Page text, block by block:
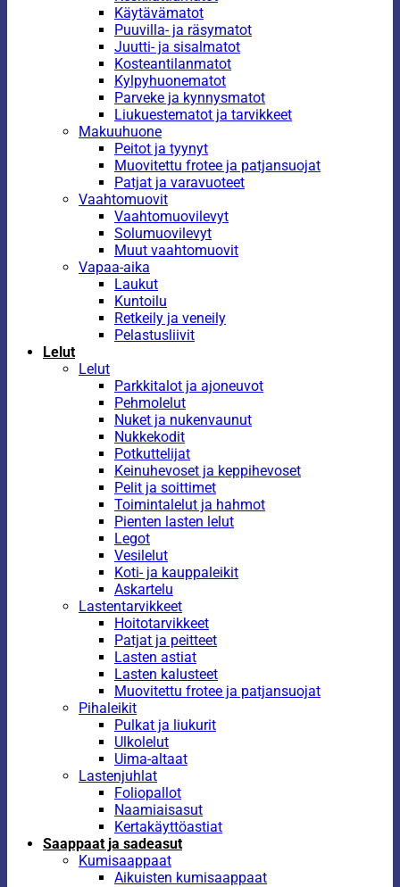
Käytävämatot
Puuvilla- ja räsymatot
Juutti- ja sisalmatot
Kosteantilanmatot
Kylpyhuonematot
Parveke ja kynnysmatot
Liukuestematot ja tarvikkeet
Makuuhuone
Peitot ja tyynyt
Muovitettu frotee ja patjansuojat
Patjat ja varavuoteet
Vaahtomuovit
Vaahtomuovilevyt
Solumuovilevyt
Muut vaahtomuovit
Vapaa-aika
Laukut
Kuntoilu
Retkeily ja veneily
Pelastusliivit
Lelut
Lelut
Parkkitalot ja ajoneuvot
Pehmolelut
Nuket ja nukenvaunut
Nukkekodit
Potkuttelijat
Keinuhevoset ja keppihevoset
Pelit ja soittimet
Toimintalelut ja hahmot
Pienten lasten lelut
Legot
Vesilelut
Koti- ja kauppaleikit
Askartelu
Lastentarvikkeet
Hoitotarvikkeet
Patjat ja peitteet
Lasten astiat
Lasten kalusteet
Muovitettu frotee ja patjansuojat
Pihaleikit
Pulkat ja liukurit
Ulkolelut
Uima-altaat
Lastenjuhlat
Foliopallot
Naamiaisasut
Kertakäyttöastiat
Saappaat ja sadeasut
Kumisaappaat
Aikuisten kumisaappaat